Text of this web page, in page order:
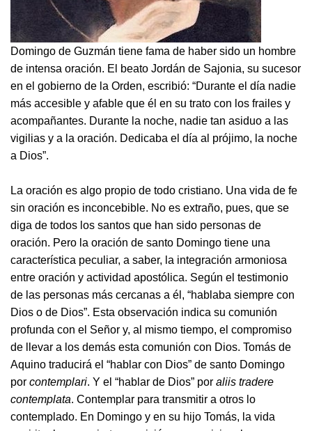
Domingo de Guzmán tiene fama de haber sido un hombre
de intensa oración. El beato Jordán de Sajonia, su sucesor
en el gobierno de la Orden, escribió: “Durante el día nadie
más accesible y afable que él en su trato con los frailes y
acompañantes. Durante la noche, nadie tan asiduo a las
vigilias y a la oración. Dedicaba el día al prójimo, la noche
a Dios”.
La oración es algo propio de todo cristiano. Una vida de fe
sin oración es inconcebible. No es extraño, pues, que se
diga de todos los santos que han sido personas de
oración. Pero la oración de santo Domingo tiene una
característica peculiar, a saber, la integración armoniosa
entre oración y actividad apostólica. Según el testimonio
de las personas más cercanas a él, “hablaba siempre con
Dios o de Dios”. Esta observación indica su comunión
profunda con el Señor y, al mismo tiempo, el compromiso
de llevar a los demás esta comunión con Dios. Tomás de
Aquino traducirá el “hablar con Dios” de santo Domingo
por contemplari. Y el “hablar de Dios” por aliis tradere
contemplata. Contemplar para transmitir a otros lo
contemplado. En Domingo y en su hijo Tomás, la vida